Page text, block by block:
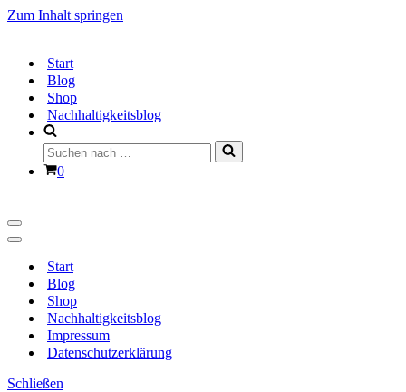
Zum Inhalt springen
Start
Blog
Shop
Nachhaltigkeitsblog
Suchen
nach …
Warenkorb
0
Navigationsmenü
Navigationsmenü
Start
Blog
Shop
Nachhaltigkeitsblog
Impressum
Datenschutzerklärung
Schließen